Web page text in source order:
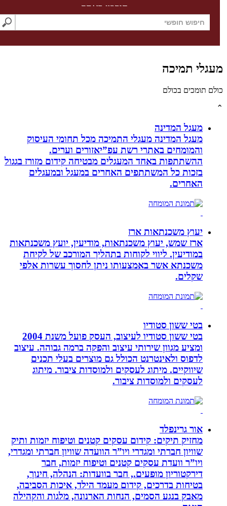
חיפוש באתר
תמיכה
בכולם
מעגל המדינה
מעגל המדינה מעגלי התמיכה מכל תחומי העיסוק
והמומחים באתרי רשת עפ”יאזורים וערים.
ההשתתפות באחד המעגלים מבטיחה קידום מזורז בגגול
בזכות כל המשתתפים האחרים במעגל ובמעגלים
האחרים.
יעוץ משכנתאות ארז
ארז שמש, יעוץ משכנתאות, מודיעין, יועץ משכנתאות
במודיעין. ליווי לקוחות בתהליך המורכב של לקיחת
משכנתא אשר באמצעותו ניתן לחסוך עשרות אלפי
שקלים.
בטי ששון סטודיו
בטי ששון סטודיו לעיצוב, העסק פועל משנת 2004
ומציע מגוון שירותי עיצוב והפקה ברמה גבוהה. עיצוב
לדפוס ולאינטרנט הכולל גם מוצרים בעלי תכנים
שיווקיים. מיתוג לעסקים ולמוסדות ציבור. מיתוג
לעסקים ולמוסדות ציבור.
אור גרינפלד
מחזיק תיקים: קידום עסקים קטנים וטיפוח יזמות ותיק
שוויון חברתי ומגדרי ויו”ר הוועדה שוויון חברתי ומגדרי,
ויו”ר וועדת עסקים קטנים וטיפוח יזמות, חבר
דירקטוריון מופעים., חבר בוועדות: הנהלה, חינוך,
בטיחות בדרכים, קידום מעמד הילד, איכות הסביבה,
מאבק בנגע הסמים, הנחות הארנונה, מלגות והקהילה